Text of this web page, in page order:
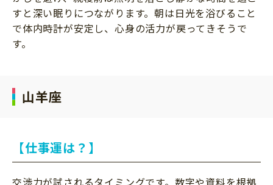
すと深い眠りにつながります。朝は日光を浴びること
で体内時計が安定し、心身の活力が戻ってきそうで
す。
山羊座
【仕事運は？】
交渉力が試されるタイミングです。数字や資料を根拠